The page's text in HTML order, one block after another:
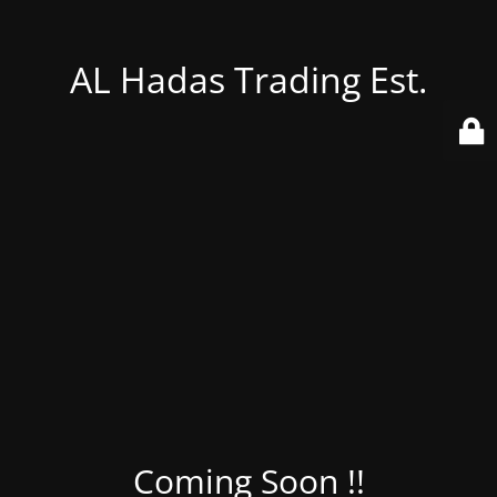
AL Hadas Trading Est.
Coming Soon !!